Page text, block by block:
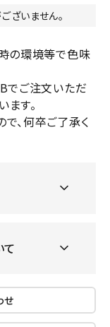
ざいません。
の環境等で色味
でご注文いただ
す。
、何卒ご了承く
て
せ